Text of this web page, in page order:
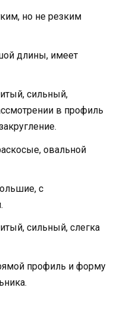
но не резким
длины, имеет
сильный,
в профиль
овальной
с
сильный, слегка
профиль и форму